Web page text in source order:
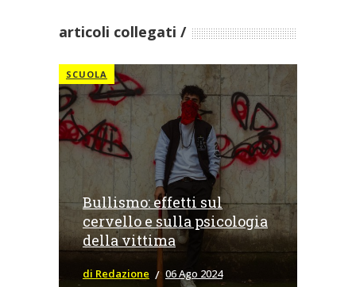
articoli collegati
SCUOLA
Bullismo: effetti sul
cervello e sulla psicologia
della vittima
di Redazione 06 Ago 2024